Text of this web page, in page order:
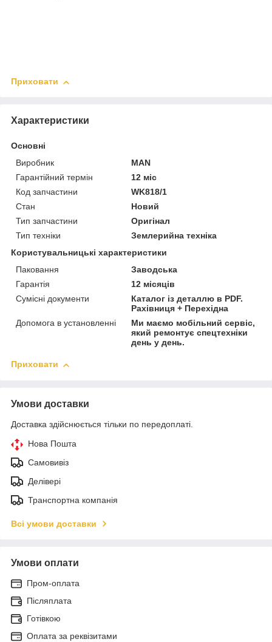
Приховати
Характеристики
Основні
Виробник
MAN
Гарантійний термін
12 міс
Код запчастини
WK818/1
Стан
Новий
Тип запчастини
Оригінал
Тип техніки
Землерийна техніка
Користувальницькі характеристики
Паковання
Заводська
Гарантія
12 місяців
Сумісні документи
Каталог із деталлю в PDF.
Рахівниця + Перехідна
Допомога в установленні
Ми маємо мобільний сервіс,
який ремонтує спецтехніки
день у день.
Приховати
Умови доставки
Доставка здійснюється тільки по передоплаті.
Нова Пошта
Самовивіз
Делівері
Транспортна компанія
Всі умови доставки
Умови оплати
Пром-оплата
Післяплата
Готівкою
Оплата за реквізитами